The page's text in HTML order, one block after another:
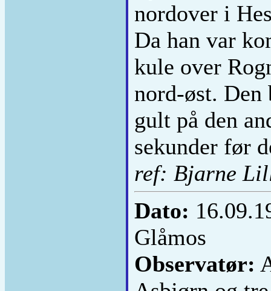
nordover i
Da han var
kule over
nord-øst. Den
gult på den
sekunder før
ref: Bjarne
Dato:
Glåmos
Observatør: